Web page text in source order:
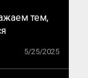
тем,
5/25/2025